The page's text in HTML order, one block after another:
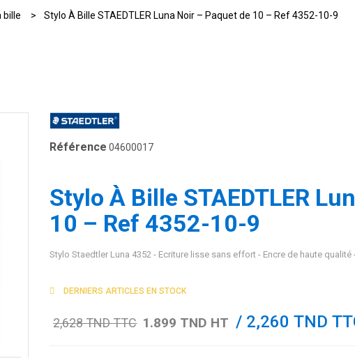
bille Stylo À Bille STAEDTLER Luna Noir – Paquet de 10 – Ref 4352-10-9
Référence 04600017
Stylo À Bille STAEDTLER
10 – Ref 4352-10-9
Stylo Staedtler Luna 4352 - Ecriture lisse sans effort - Encre de haute
DERNIERS ARTICLES EN STOCK
2,628 TND TTC 1.899 TND HT / 2,260 TND